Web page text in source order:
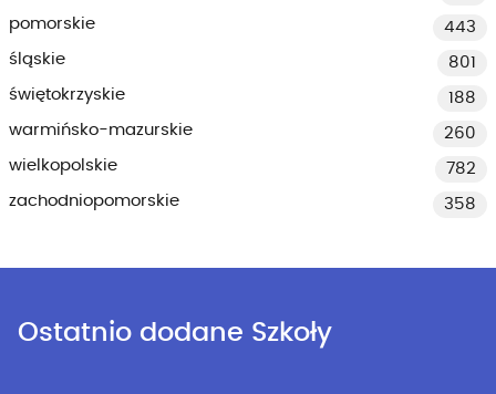
pomorskie
443
śląskie
801
świętokrzyskie
188
warmińsko-mazurskie
260
wielkopolskie
782
zachodniopomorskie
358
Ostatnio dodane Szkoły